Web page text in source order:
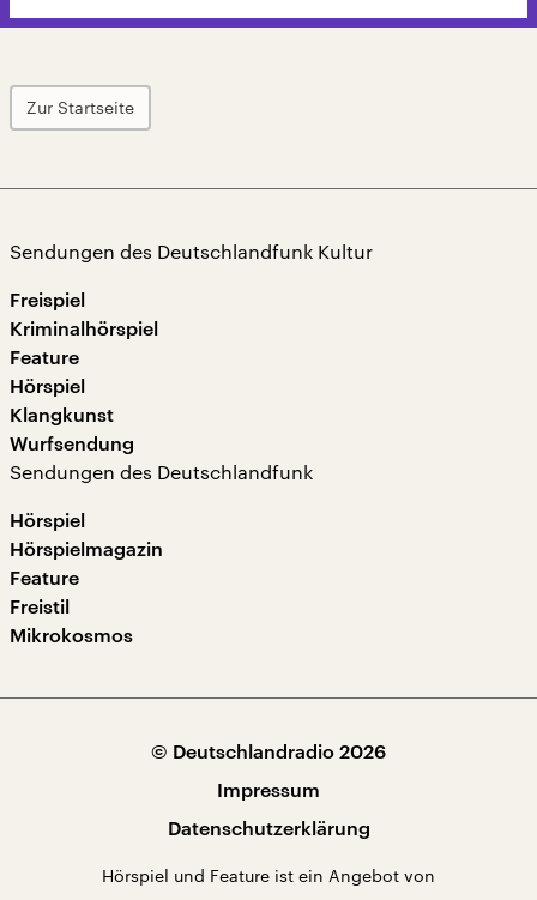
Zur Startseite
Sendungen des Deutschlandfunk Kultur
Freispiel
Kriminalhörspiel
Feature
Hörspiel
Klangkunst
Wurfsendung
Sendungen des Deutschlandfunk
Hörspiel
Hörspielmagazin
Feature
Freistil
Mikrokosmos
© Deutschlandradio 2026
Impressum
Datenschutzerklärung
Hörspiel und Feature ist ein Angebot von